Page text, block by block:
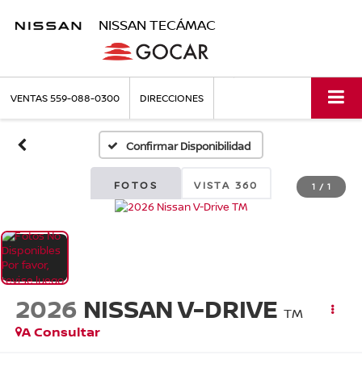
NISSAN TECÁMAC
VENTAS559-088-0300 DIRECCIONES
Confirmar Disponibilidad
FOTOS VISTA 360 1 / 1
2026 NISSAN V-DRIVE TM
A Consultar